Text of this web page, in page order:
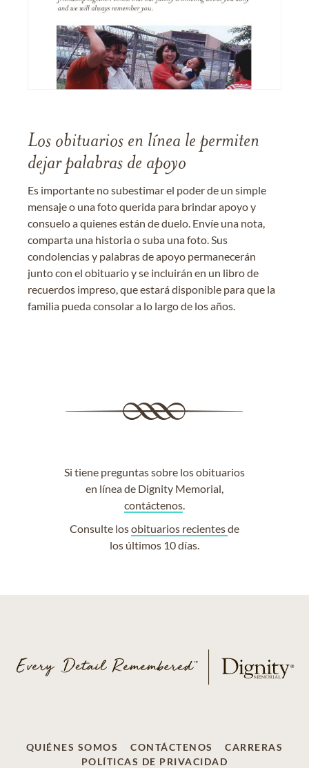
Los obituarios en línea le permiten
dejar palabras de apoyo
Es importante no subestimar el poder de un simple
mensaje o una foto querida para brindar apoyo y
consuelo a quienes están de duelo. Envíe una nota,
comparta una historia o suba una foto. Sus
condolencias y palabras de apoyo permanecerán
junto con el obituario y se incluirán en un libro de
recuerdos impreso, que estará disponible para que la
familia pueda consolar a lo largo de los años.
Si tiene preguntas sobre los obituarios
en línea de Dignity Memorial,
contáctenos.
Consulte losobituarios recientesde
los últimos 10 días.
QUIÉNES SOMOS CONTÁCTENOS
CARRERAS
POLÍTICAS DE PRIVACIDAD